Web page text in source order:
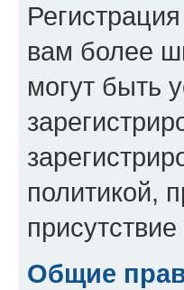
вам более
могут быть
политикой,
Общие